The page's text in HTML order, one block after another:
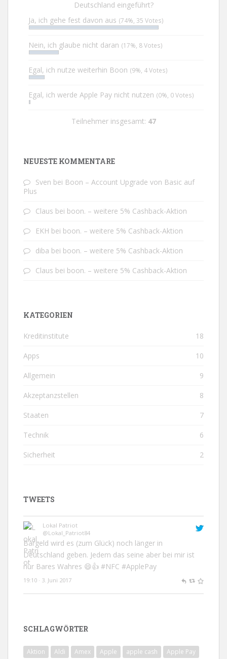
Deutschland eingeführt?
Ja, ich gehe fest davon aus (74%, 35 Votes)
Nein, ich glaube nicht daran (17%, 8 Votes)
Egal, ich nutze weiterhin Boon (9%, 4 Votes)
Egal, ich werde Apple Pay nicht nutzen (0%, 0 Votes)
Teilnehmer insgesamt: 47
NEUESTE KOMMENTARE
Sven bei Boon – Account Upgrade von Basic auf
Plus
Claus bei boon. – weitere 5% Cashback-Aktion
EKH bei boon. – weitere 5% Cashback-Aktion
diba bei boon. – weitere 5% Cashback-Aktion
Claus bei boon. – weitere 5% Cashback-Aktion
KATEGORIEN
Kreditinstitute 18
Apps 10
Allgemein 9
Akzeptanzstellen 8
Staaten 7
Technik 6
Sicherheit 2
TWEETS
Lokal Patriot
@Lokal_Patriot84
Bargeld wird es (zum Glück) noch länger in
Deutschland geben. Jedem das seine aber bei mir ist
nur Bares Wahres 😄👍 #NFC #ApplePay
19:10 · 3. Juni 2017
#ApplePay.
12:02 · 2. Juni 2017
SCHLAGWÖRTER
Aktion Aldi Amex Apple apple cash
Apple Pay